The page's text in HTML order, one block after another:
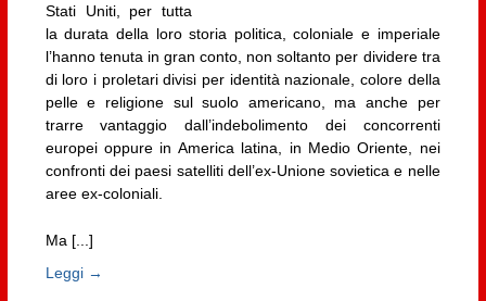
Stati Uniti, per tutta
la durata della loro storia politica, coloniale e imperiale
l’hanno tenuta in gran conto, non soltanto per dividere tra
di loro i proletari divisi per identità nazionale, colore della
pelle e religione sul suolo americano, ma anche per
trarre vantaggio dall’indebolimento dei concorrenti
europei oppure in America latina, in Medio Oriente, nei
confronti dei paesi satelliti dell’ex-Unione sovietica e nelle
aree ex-coloniali.
Ma [...]
Leggi →